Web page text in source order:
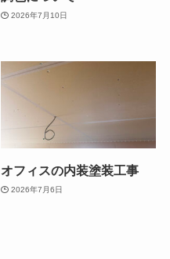
2026年7月10日
オフィスの内装塗装工事
2026年7月6日